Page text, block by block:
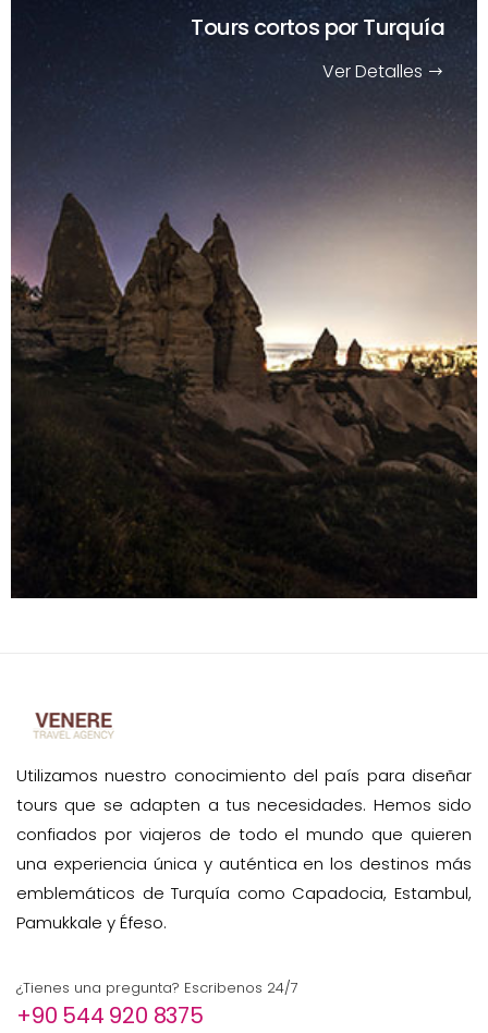
Tours cortos por Turquía
Ver Detalles
Utilizamos nuestro conocimiento del país para diseñar
tours que se adapten a tus necesidades. Hemos sido
confiados por viajeros de todo el mundo que quieren
una experiencia única y auténtica en los destinos más
emblemáticos de Turquía como Capadocia, Estambul,
Pamukkale y Éfeso.
¿Tienes una pregunta? Escribenos 24/7
+90 544 920 8375